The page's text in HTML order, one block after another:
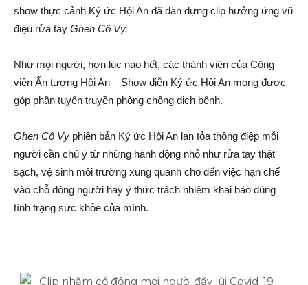
show thực cảnh Ký ức Hội An đã dàn dựng clip hưởng ứng vũ
điệu rửa tay Ghen Cô Vy.
Như mọi người, hơn lúc nào hết, các thành viên của Công
viên Ấn tượng Hội An – Show diễn Ký ức Hội An mong được
góp phần tuyên truyền phòng chống dịch bệnh.
Ghen Cô Vy phiên bản Ký ức Hội An lan tỏa thông điệp mỗi
người cần chú ý từ những hành động nhỏ như rửa tay thật
sạch, vệ sinh môi trường xung quanh cho đến việc hạn chế
vào chỗ đông người hay ý thức trách nhiệm khai báo đúng
tình trạng sức khỏe của mình.